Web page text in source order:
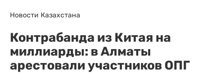
Новости Казахстана
Контрабанда из Китая на
миллиарды: в Алматы
арестовали участников ОПГ